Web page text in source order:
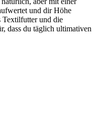
und dir Höhe
Textilfutter und die
dass du täglich ultimativen